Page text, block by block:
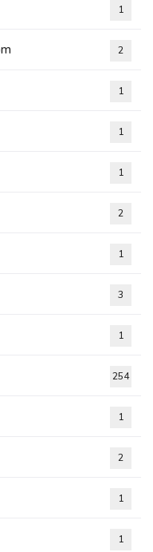
1
2
1
1
1
2
1
3
1
254
1
2
1
1